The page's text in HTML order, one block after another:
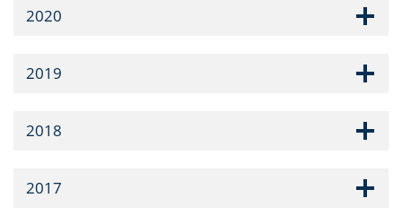
2020
2019
2018
2017